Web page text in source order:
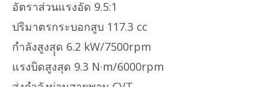
อัตราส่วนแรงอัด 9.5:1
ปริมาตรกระบอกสูบ 117.3 cc
กำลังสูงสุุด 6.2 kW/7500rpm
แรงบิดสูงสุด 9.3 N·m/6000rpm